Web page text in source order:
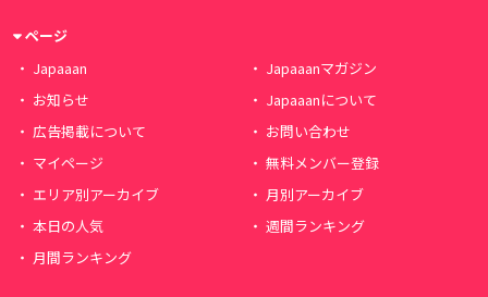
ページ
Japaaan
Japaaanマガジン
お知らせ
Japaaanについて
広告掲載について
お問い合わせ
マイページ
無料メンバー登録
エリア別アーカイブ
月別アーカイブ
本日の人気
週間ランキング
月間ランキング